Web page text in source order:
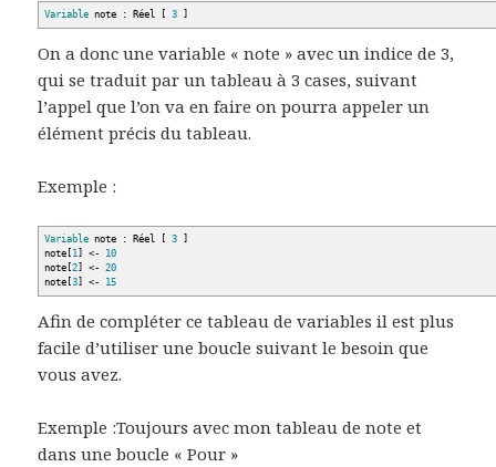
Variable note : Réel [ 3 ]
On a donc une variable « note » avec un indice de 3,
qui se traduit par un tableau à 3 cases, suivant
l’appel que l’on va en faire on pourra appeler un
élément précis du tableau.
Exemple :
Variable note : Réel [ 3 ]
note [ 1] <- 10
note [2] <-20
note [3] <- 15
Afin de compléter ce tableau de variables il est plus
facile d’utiliser une boucle suivant le besoin que
vous avez.
Exemple :Toujours avec mon tableau de note et
dans une boucle « Pour »